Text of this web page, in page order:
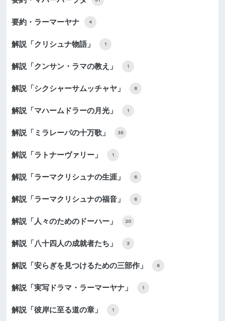
要約・ラーマーヤナ 4
解説「クリシュナ物語」 1
解説「クンサン・ラマの教え」 1
解説「シクシャーサムッチャヤ」 8
解説「マハームドラーの月光」 1
解説「ミラレーパの十万歌」 35
解説「ラトナーヴァリー」 1
解説「ラーマクリシュナの生涯」 6
解説「ラーマクリシュナの福音」 6
解説「人々のためのドーハー」 20
解説「八十四人の成就者たち」 3
解説「安らぎを見つけるための三部作」 6
解説「実写ドラマ・ラーマーヤナ」 1
解説「彼岸に至る道の章」 1